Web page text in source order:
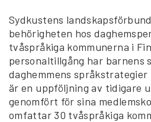
Sydkustens
behörigheten hos
tvåspråkiga kommunerna i
personaltillgång har barnens
daghemmens
är en uppföljning av tidigare
genomfört för sina
omfattar 30 tvåspråkiga